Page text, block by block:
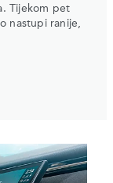
Tijekom pet
nastupi ranije,